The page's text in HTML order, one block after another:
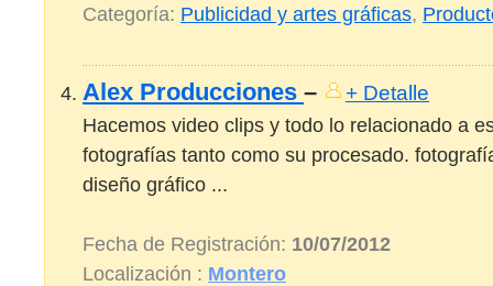
Categoría: Publicidad y artes gráficas,
Alex Producciones –
+ Detalle
Hacemos video clips y todo lo relacionado a
fotografías tanto como su procesado.
diseño gráfico ...
Fecha de Registración: 10/07/2012
Localización : Montero